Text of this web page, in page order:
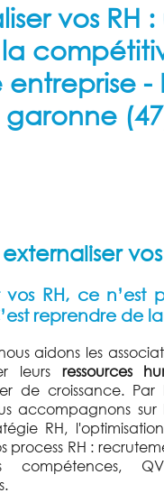
vos RH
entreprise -
garonne
vos
vos RH, ce n’est
reprendre de
aidons les
leurs ressources
de croissance. Par
accompagnons sur
RH,
process RH :
compétences,